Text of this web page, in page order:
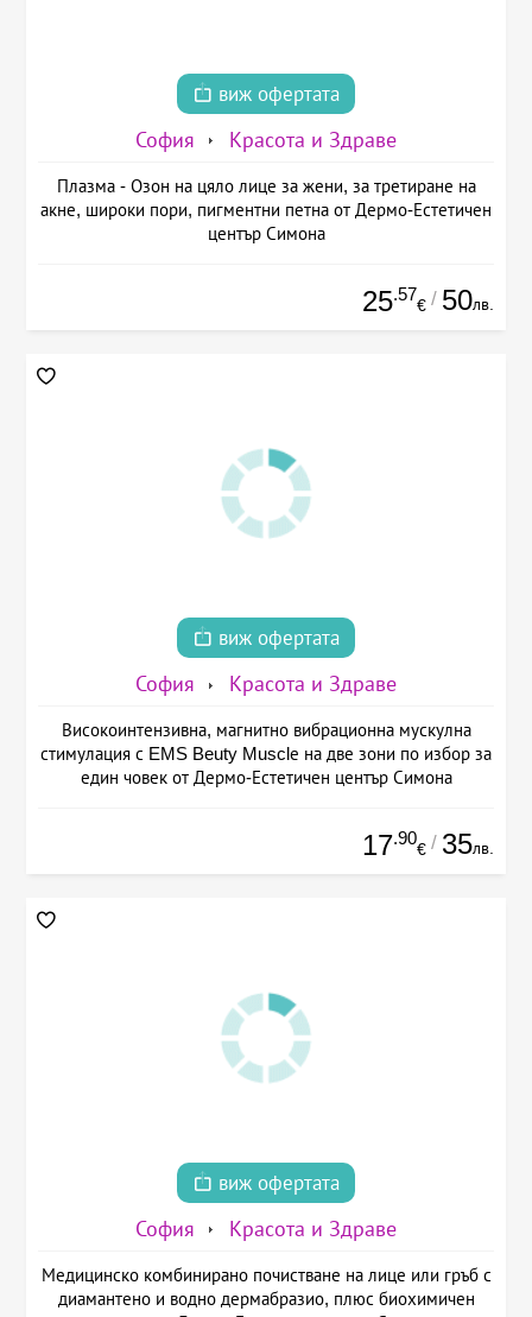
виж офертата
София Красота и Здраве
Плазма - Озон на цяло лице за жени, за третиране на
акне, широки пори, пигментни петна от Дермо-Естетичен
център Симона
25.57
€ / 50лв.
виж офертата
София Красота и Здраве
Високоинтензивна, магнитно вибрационна мускулна
стимулация с EMS Beuty Musclе на две зони по избор за
един човек от Дермо-Естетичен център Симона
17.90
€ / 35лв.
виж офертата
София Красота и Здраве
Медицинско комбинирано почистване на лице или гръб с
диамантено и водно дермабразио, плюс биохимичен